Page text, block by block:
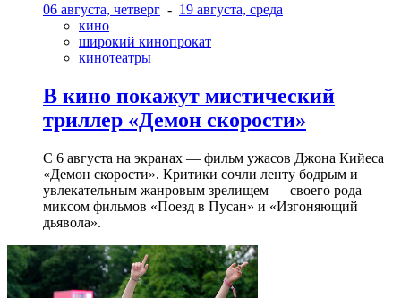
06 августа, четверг - 19 августа, среда
кино
широкий кинопрокат
кинотеатры
В кино покажут мистический
триллер «Демон скорости»
С 6 августа на экранах — фильм ужасов Джона Кийеса
«Демон скорости». Критики сочли ленту бодрым и
увлекательным жанровым зрелищeм — своего рода
миксом фильмов «Поезд в Пусан» и «Изгоняющий
дьявола».